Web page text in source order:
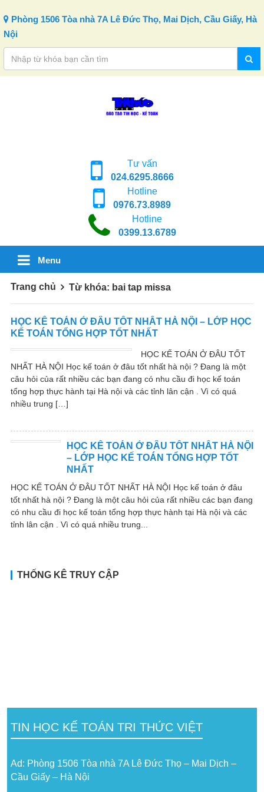
Phòng 1506 Tòa nhà 7A Lê Đức Thọ, Mai Dịch, Cầu Giấy, Hà
Nội
Tư vấn
024.6295.8666
Hotline
0976.73.8989
Hotline
0399.13.6789
Menu
Trang chủ Từ khóa: bai tap missa
HỌC KẾ TOÁN Ở ĐÂU TỐT NHẤT HÀ NỘI – LỚP HỌC
KẾ TOÁN TỔNG HỢP TỐT NHẤT
HỌC KẾ TOÁN Ở ĐÂU TỐT
NHẤT HÀ NỘI Học kế toán ở đâu tốt nhất hà nội ? Đang là một
câu hỏi của rất nhiều các bạn đang có nhu cầu đi học kế toán
tổng hợp thực hành tại Hà nội và các tỉnh lân cận . Vì có quá
nhiều trung […]
HỌC KẾ TOÁN Ở ĐÂU TỐT NHẤT HÀ NỘI
– LỚP HỌC KẾ TOÁN TỔNG HỢP TỐT
NHẤT
HỌC KẾ TOÁN Ở ĐÂU TỐT NHẤT HÀ NỘI Học kế toán ở đâu
tốt nhất hà nội ? Đang là một câu hỏi của rất nhiều các bạn đang
có nhu cầu đi học kế toán tổng hợp thực hành tại Hà nội và các
tỉnh lân cận . Vì có quá nhiều trung...
THỐNG KÊ TRUY CẬP
TIN HỌC KẾ TOÁN TRI THỨC VIỆT
Ad: Phòng 1506 Tòa nhà 7A Lê Đức Thọ – Mai Dịch –
Cầu Giấy – Hà Nội